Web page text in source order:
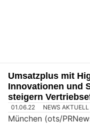
Umsatzplus mit
Innovationen und
steigern
01.06.22 NEWS AKTUELL
München (ots/